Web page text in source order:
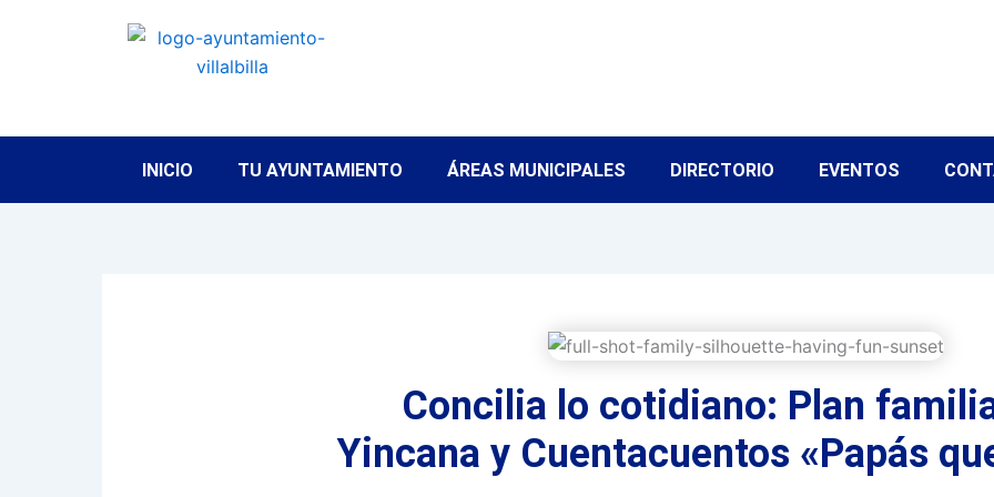
INICIO TU AYUNTAMIENTO ÁREAS MUNICIPALES DIRECTORIO EVENTOS
Concilia lo cotidiano: Plan
Yincana y Cuentacuentos «Papás